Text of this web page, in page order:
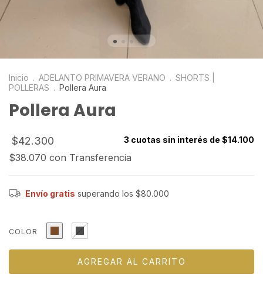
Inicio . ADELANTO PRIMAVERA VERANO . SHORTS |
POLLERAS . Pollera Aura
Pollera Aura
$42.300 3 cuotas sin interés de $14.100
$38.070 con Transferencia
Envío gratis superando los $80.000
COLOR